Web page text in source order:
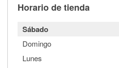
Horario de tienda
Sábado
Domingo
Lunes